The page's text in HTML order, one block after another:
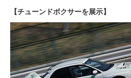
【チューンドボクサーを展示】